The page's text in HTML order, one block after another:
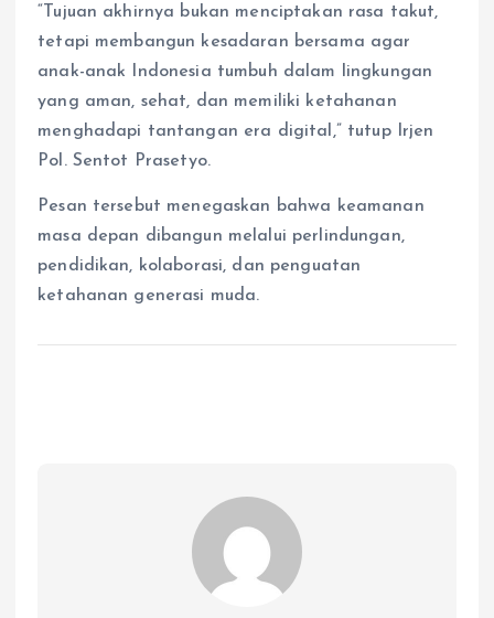
“Tujuan akhirnya bukan menciptakan rasa takut,
tetapi membangun kesadaran bersama agar
anak-anak Indonesia tumbuh dalam lingkungan
yang aman, sehat, dan memiliki ketahanan
menghadapi tantangan era digital,” tutup Irjen
Pol. Sentot Prasetyo.
Pesan tersebut menegaskan bahwa keamanan
masa depan dibangun melalui perlindungan,
pendidikan, kolaborasi, dan penguatan
ketahanan generasi muda.